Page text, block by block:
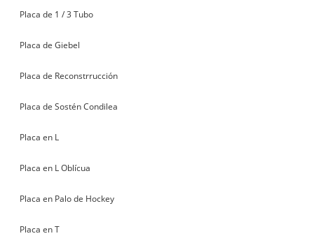
Placa de 1 / 3 Tubo
Placa de Giebel
Placa de Reconstrrucción
Placa de Sostén Condilea
Placa en L
Placa en L Oblícua
Placa en Palo de Hockey
Placa en T